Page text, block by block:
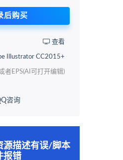
后购买
查看
Illustrator CC2015+
者EPS(AI可打开编辑)
咨询
源描述有误/脚本
报错